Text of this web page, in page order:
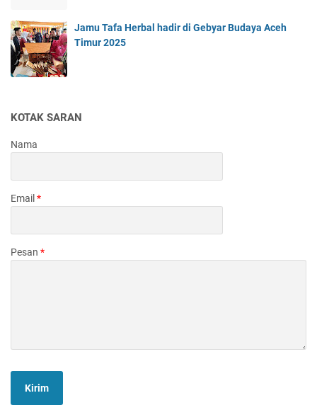
Jamu Tafa Herbal hadir di Gebyar Budaya Aceh
Timur 2025
KOTAK SARAN
Nama
Email *
Pesan *